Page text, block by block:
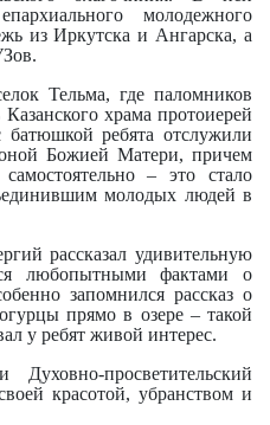
молодежного
из Иркутска и Ангарска, а
Тельма, где паломников
храма протоиерей
ребята отслужили
Божией Матери, причем
– это стало
молодых людей в
рассказал удивительную
любопытными фактами о
запомнился рассказ о
прямо в озере – такой
у ребят живой интерес.
просветительский
красотой, убранством и